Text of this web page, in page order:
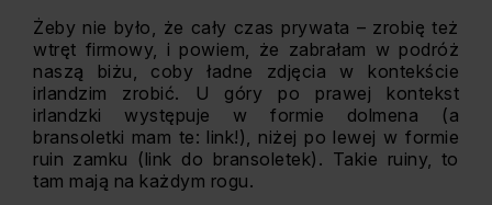
Żeby nie było, że cały czas prywata – zrobię też
wtręt firmowy, i powiem, że zabrałam w podróż
naszą biżu, coby ładne zdjęcia w kontekście
irlandzim zrobić. U góry po prawej kontekst
irlandzki występuje w formie dolmena (a
bransoletki mam te: link!), niżej po lewej w formie
ruin zamku (link do bransoletek). Takie ruiny, to
tam mają na każdym rogu.